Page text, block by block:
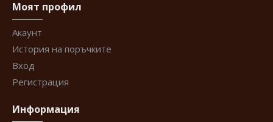
Моят профил
Акаунт
История на поръчките
Вход
Регистрация
Информация